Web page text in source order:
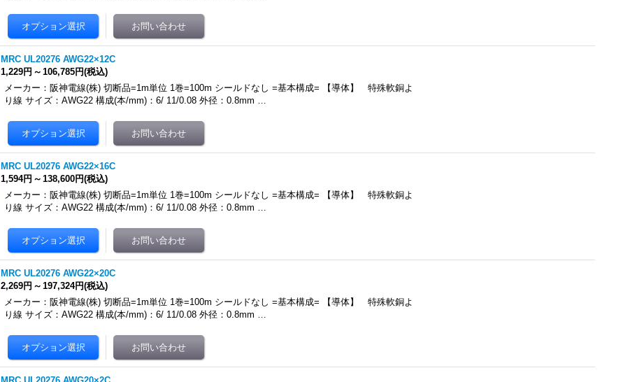
MRC UL20276 AWG22×12C
1,229円 ～ 106,785円(税込)
メーカー：阪神電線(株) 切断品=1m単位 1巻=100m シールドなし =基本構成= 【導体】 特殊軟銅よ
り線 サイズ：AWG22 構成(本/mm)：6/ 11/0.08 外径：0.8mm …
MRC UL20276 AWG22×16C
1,594円 ～ 138,600円(税込)
メーカー：阪神電線(株) 切断品=1m単位 1巻=100m シールドなし =基本構成= 【導体】 特殊軟銅よ
り線 サイズ：AWG22 構成(本/mm)：6/ 11/0.08 外径：0.8mm …
MRC UL20276 AWG22×20C
2,269円 ～ 197,324円(税込)
メーカー：阪神電線(株) 切断品=1m単位 1巻=100m シールドなし =基本構成= 【導体】 特殊軟銅よ
り線 サイズ：AWG22 構成(本/mm)：6/ 11/0.08 外径：0.8mm …